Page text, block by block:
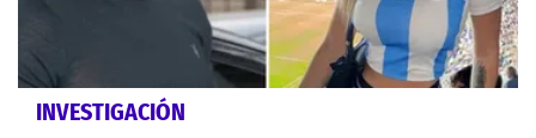
INVESTIGACIÓN